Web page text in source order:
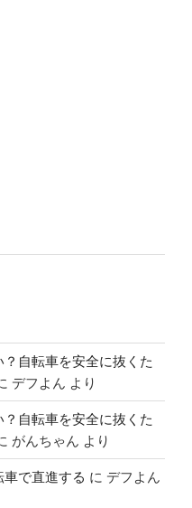
自転車を安全に抜くた
デフよん より
自転車を安全に抜くた
がんちゃん より
で直進する に デフよん